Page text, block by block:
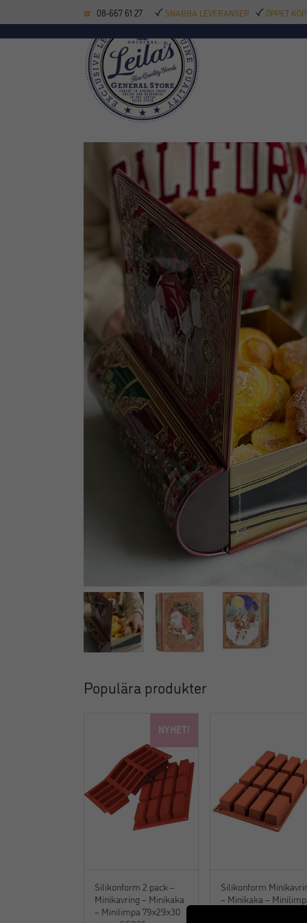
08-667 61 27 SNABBA LEVERANSER ÖPPET
KÖKSREDSKAP
Populära produkter
NYHET!
Silikonform 2 pack –
Minikavring – Minikaka
– Minilimpa 79x29x30
Silikonform
– Minikaka –